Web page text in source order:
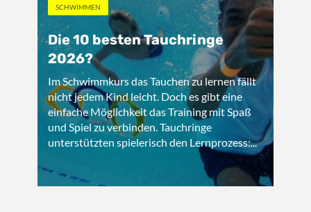
SCHWIMMEN
Die 10 besten Tauchringe
2026?
Im Schwimmkurs das Tauchen zu lernen fällt
nicht jedem Kind leicht. Doch es gibt eine
einfache Möglichkeit das Training mit Spaß
und Spiel zu verbinden. Tauchringe
unterstützten spielerisch den Lernprozess:...